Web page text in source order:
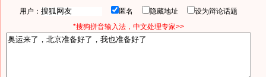
用户： 匿名 隐藏地址
设为辩论话题
*搜狗拼音输入法，中文处理专家>>